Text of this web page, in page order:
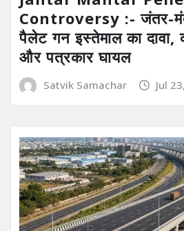
Controversy :- जंतर-
पैलेट गन इस्तेमाल का दावा,
और पत्रकार घायल
Satvik Samachar Jul